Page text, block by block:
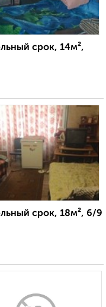
срок, 14м²,
срок, 18м², 6/9